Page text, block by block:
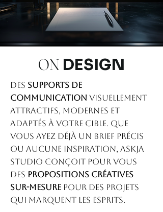
ON DESIGN
Des supports de
communication visuellement
attractifs, modernes et
adaptés à votre cible. Que
vous ayez déjà un BRIEF précis
ou aucune inspiration, Askja
Studio conçoit pour vous
des propositions créatives
sur-mesure pour des projets
qui marquent les esprits.